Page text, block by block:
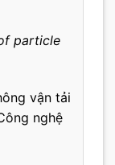
particle
vận tải
nghệ